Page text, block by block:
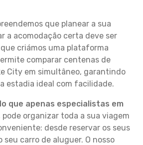
que planear a sua
a acomodação certa deve ser
que criámos uma plataforma
comparar centenas de
City em simultâneo, garantindo
estadia ideal com facilidade.
que apenas especialistas em
pode organizar toda a sua viagem
desde reservar os seus
carro de aluguer. O nosso